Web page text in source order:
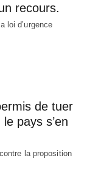
recours.
loi d’urgence
de tuer
pays s’en
la proposition